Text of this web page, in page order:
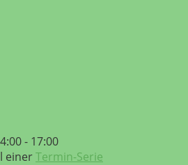
- 17:00
einerTermin-Serie